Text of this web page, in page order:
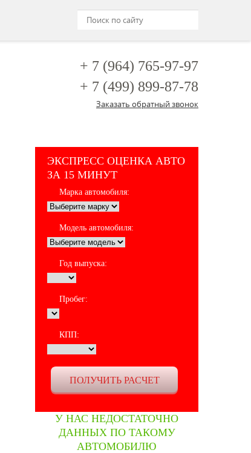
+ 7 (964) 765-97-97
+ 7 (499) 899-87-78
Заказать обратный звонок
ЭКСПРЕСС ОЦЕНКА АВТО
ЗА 15 МИНУТ
Марка автомобиля:
Модель автомобиля:
Год выпуска:
Пробег:
КПП:
У НАС НЕДОСТАТОЧНО
ДАННЫХ ПО ТАКОМУ
АВТОМОБИЛЮ